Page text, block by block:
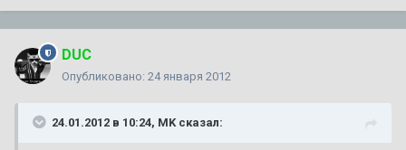
DUC
Опубликовано: 24 января 2012
24.01.2012 в 10:24, MK сказал: